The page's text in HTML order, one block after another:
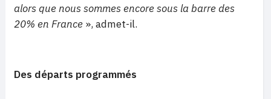
alors que nous sommes encore sous la barre des
20% en France », admet-il.
Des départs programmés